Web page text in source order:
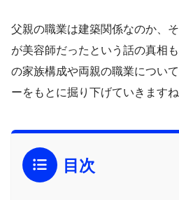
父親の職業は建築関係なのか、
が美容師だったという話の真相
の家族構成や両親の職業につい
ーをもとに掘り下げていきますね
目次